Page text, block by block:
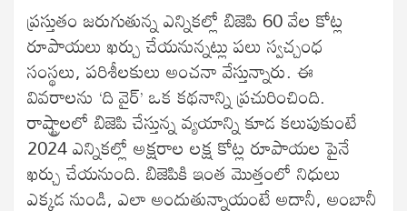
ప్రస్తుతం జరుగుతున్న ఎన్నికల్లో బిజెపి 60 వేల కోట్ల
రూపాయలు ఖర్చు చేయనున్నట్లు పలు స్వచ్చంధ
సంస్థలు, పరిశీలకులు అంచనా వేస్తున్నారు. ఈ
వివరాలను ‘ది వైర్‌’ ఒక కథనాన్ని ప్రచురించింది.
రాష్ట్రాలలో బిజెపి చేస్తున్న వ్యయాన్ని కూడ కలుపుకుంటే
2024 ఎన్నికల్లో అక్షరాల లక్ష కోట్ల రూపాయల పైనే
ఖర్చు చేయనుంది. బిజెపికి ఇంత మొత్తంలో నిధులు
ఎక్కడ నుండి, ఎలా అందుతున్నాయంటే అదానీ, అంబానీ